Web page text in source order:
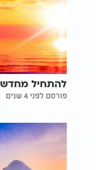
להתחיל מחדש
פורסם לפני 4 שנים